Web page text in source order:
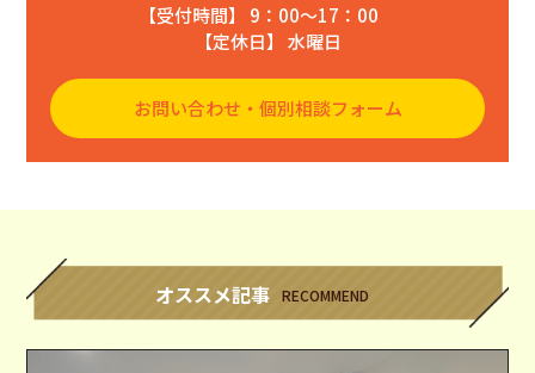
【受付時間】 9：00〜17：00
【定休日】 水曜日
お問い合わせ・個別相談フォーム
オススメ記事 RECOMMEND